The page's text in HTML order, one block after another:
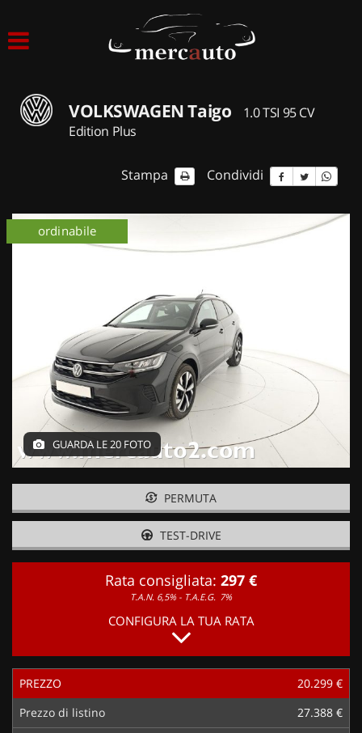
ACQUISTIAMO USATO
NOLEGGIO AUTO
NOLEGGIO BREVE TERMINE
CONTATTI
VOLKSWAGEN Taigo
1.0 TSI 95 CV
Edition Plus
Stampa Condividi
km 0
GUARDA LE 20 FOTO
PERMUTA
TEST-DRIVE
Rata consigliata: 297 €
T.A.N. 6,5% - T.A.E.G. 7%
CONFIGURA LA TUA RATA
PREZZO
20.299 €
Prezzo di listino
27.388 €